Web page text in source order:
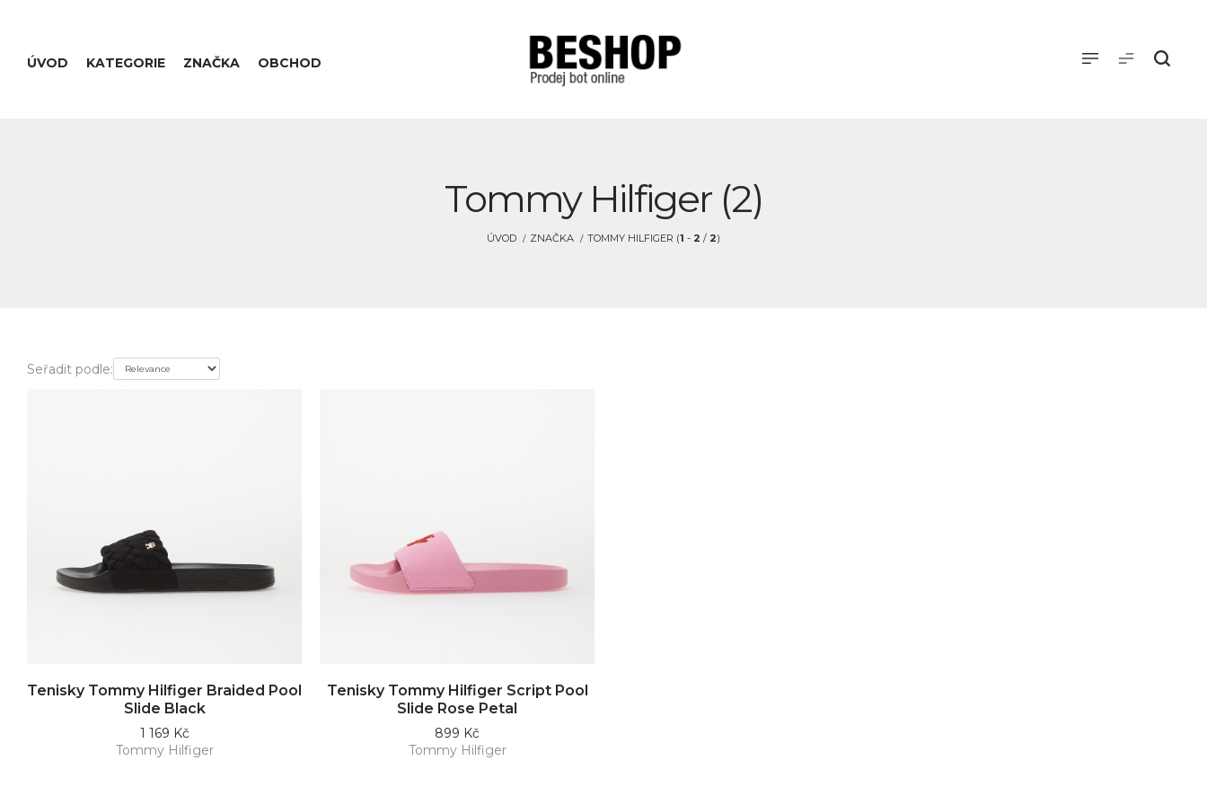
ÚVOD KATEGORIE ZNAČKA OBCHOD
Tommy Hilfiger (2)
ÚVOD ZNAČKA TOMMY HILFIGER (1 - 2 / 2)
Seřadit podle:
Tenisky Tommy Hilfiger Braided Pool
Slide Black
1 169 Kč
Tommy Hilfiger
Tenisky Tommy Hilfiger Script Pool
Slide Rose Petal
899 Kč
Tommy Hilfiger